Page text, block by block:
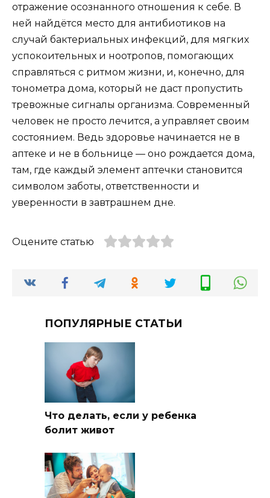
отражение осознанного отношения к себе. В
ней найдётся место для антибиотиков на
случай бактериальных инфекций, для мягких
успокоительных и ноотропов, помогающих
справляться с ритмом жизни, и, конечно, для
тонометра дома, который не даст пропустить
тревожные сигналы организма. Современный
человек не просто лечится, а управляет своим
состоянием. Ведь здоровье начинается не в
аптеке и не в больнице — оно рождается дома,
там, где каждый элемент аптечки становится
символом заботы, ответственности и
уверенности в завтрашнем дне.
Оцените статью
ПОПУЛЯРНЫЕ СТАТЬИ
Что делать, если у ребенка
болит живот